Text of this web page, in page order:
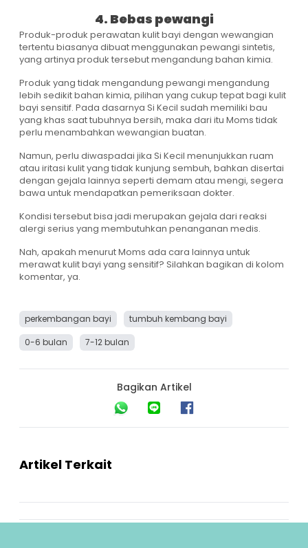
4. Bebas pewangi
Produk-produk perawatan kulit bayi dengan wewangian
tertentu biasanya dibuat menggunakan pewangi sintetis,
yang artinya produk tersebut mengandung bahan kimia.
Produk yang tidak mengandung pewangi mengandung
lebih sedikit bahan kimia, pilihan yang cukup tepat bagi kulit
bayi sensitif. Pada dasarnya Si Kecil sudah memiliki bau
yang khas saat tubuhnya bersih, maka dari itu Moms tidak
perlu menambahkan wewangian buatan.
Namun, perlu diwaspadai jika Si Kecil menunjukkan ruam
atau iritasi kulit yang tidak kunjung sembuh, bahkan disertai
dengan gejala lainnya seperti demam atau mengi, segera
bawa untuk mendapatkan pemeriksaan dokter.
Kondisi tersebut bisa jadi merupakan gejala dari reaksi
alergi serius yang membutuhkan penanganan medis.
Nah, apakah menurut Moms ada cara lainnya untuk
merawat kulit bayi yang sensitif? Silahkan bagikan di kolom
komentar, ya.
perkembangan bayi
tumbuh kembang bayi
0-6 bulan
7-12 bulan
Bagikan Artikel
Artikel Terkait